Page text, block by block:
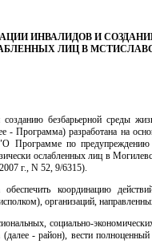
ИНВАЛИДОВ И
ЛИЦ В
безбарьерной среды
- Программа) разработана на
Программе по предупреждению
ослабленных лиц в
г., N 52, 9/6315).
координацию
организаций,
социально-
- район), вести